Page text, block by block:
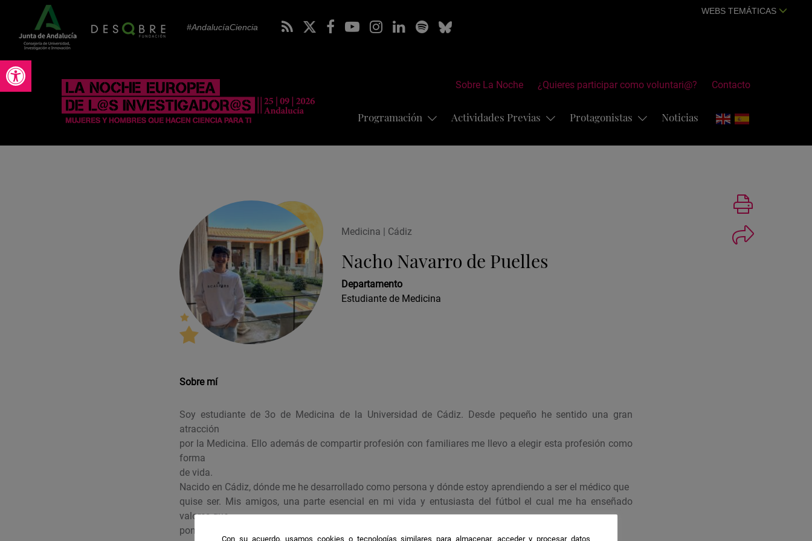
Abrir barra de herramientas
#AndalucíaCiencia
WEBS TEMÁTICAS
Sobre La Noche ¿Quieres participar como voluntari@? Contacto
Programación Actividades Previas Protagonistas Noticias
Medicina | Cádiz
Nacho Navarro de Puelles
Departamento
Estudiante de Medicina
Sobre mí
Soy estudiante de 3o de Medicina de la Universidad de Cádiz. Desde pequeño he sentido una gran
atracción
por la Medicina. Ello además de compartir profesión con familiares me llevo a elegir esta profesión como
forma
de vida.
Nacido en Cádiz, dónde me he desarrollado como persona y dónde estoy aprendiendo a ser el médico que
quise ser. Mis amigos, una parte esencial en mi vida y entusiasta del fútbol el cual me ha enseñado
valores que
poner en práctica en el día a día.
Con su acuerdo, usamos cookies o tecnologías similares para almacenar, acceder y procesar datos